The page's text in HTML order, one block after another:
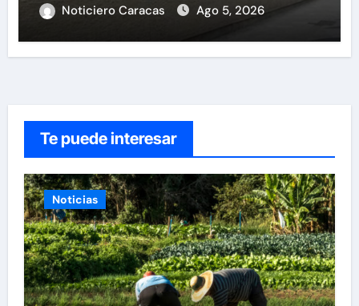
Noticiero Caracas Ago 5, 2026
Te puede interesar
Noticias